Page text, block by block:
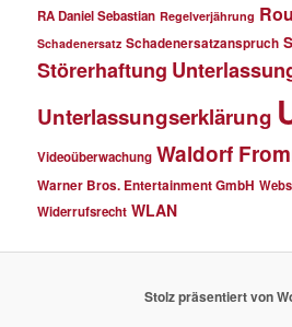
RA Daniel Sebastian Regelverjährung
Schadenersatz Schadenersatzanspruch
Störerhaftung
Unterlassungserklärung
Videoüberwachung Waldorf
Warner Bros. Entertainment GmbH
Widerrufsrecht WLAN
Stolz präsentiert von